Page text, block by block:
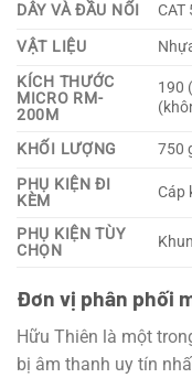
DÂY VÀ ĐẦU NỐI
CAT
VẬT LIỆU
KÍCH THƯỚC
MICRO RM-
200M
190
KHỐI LƯỢNG
750
PHỤ KIỆN ĐI
KÈM
Cáp
PHỤ KIỆN TÙY
CHỌN
Đơn vị phân phối
Hữu Thiên là một
bị âm thanh uy tín